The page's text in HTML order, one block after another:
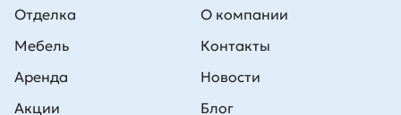
Отделка
Мебель
Аренда
Акции
О компании
Контакты
Новости
Блог